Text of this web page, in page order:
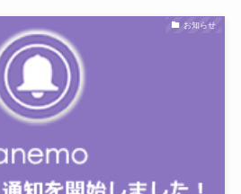
お知らせ